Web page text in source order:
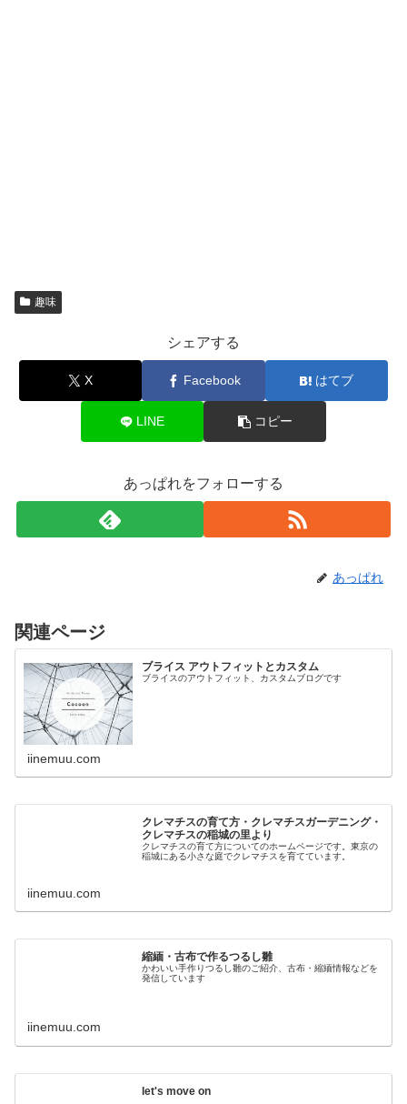
趣味
シェアする
X Facebook はてブ
LINE コピー
あっぱれをフォローする
あっぱれ
関連ページ
ブライス アウトフィットとカスタム
ブライスのアウトフィット、カスタムブログです
iinemuu.com
クレマチスの育て方・クレマチスガーデニング・
クレマチスの稲城の里より
クレマチスの育て方についてのホームページです。東京の
稲城にある小さな庭でクレマチスを育てています。
iinemuu.com
縮緬・古布で作るつるし雛
かわいい手作りつるし雛のご紹介、古布・縮緬情報などを
発信しています
iinemuu.com
let's move on